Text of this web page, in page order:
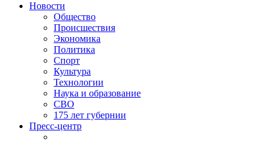
Новости
Общество
Происшествия
Экономика
Политика
Спорт
Культура
Технологии
Наука и образование
СВО
175 лет губернии
Пресс-центр